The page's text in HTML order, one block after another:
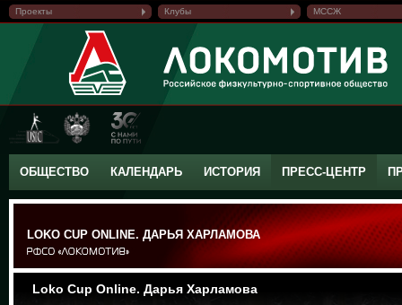
Проекты Клубы МССЖ
ОБЩЕСТВО КАЛЕНДАРЬ ИСТОРИЯ ПРЕСС-ЦЕНТР
LOKO CUP ONLINE. ДАРЬЯ ХАРЛАМОВА